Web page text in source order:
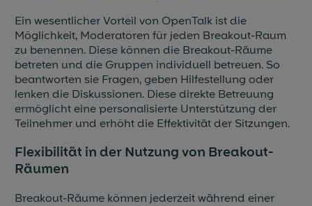
Ein wesentlicher Vorteil von OpenTalk ist die
Möglichkeit, Moderatoren für jeden Breakout-Raum
zu benennen. Diese können die Breakout-Räume
betreten und die Gruppen individuell betreuen. So
beantworten sie Fragen, geben Hilfestellung oder
lenken die Diskussionen. Diese direkte Betreuung
ermöglicht eine personalisierte Unterstützung der
Teilnehmer und erhöht die Effektivität der Sitzungen.
Flexibilität in der Nutzung von Breakout-
Räumen
Breakout-Räume können jederzeit während einer